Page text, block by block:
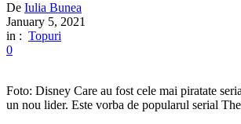
De Iulia Bunea
January 5, 2021
in : Topuri
0
Foto: Disney Care au fost cele mai piratate
un nou lider. Este vorba de popularul serial